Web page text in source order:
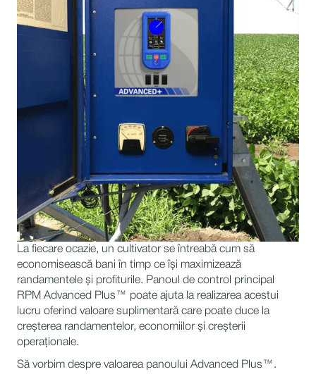
La fiecare ocazie, un cultivator se întreabă cum să
economisească bani în timp ce își maximizează
randamentele și profiturile. Panoul de control principal
RPM Advanced Plus™ poate ajuta la realizarea acestui
lucru oferind valoare suplimentară care poate duce la
creșterea randamentelor, economiilor și creșterii
operaționale.
Să vorbim despre valoarea panoului Advanced Plus™.